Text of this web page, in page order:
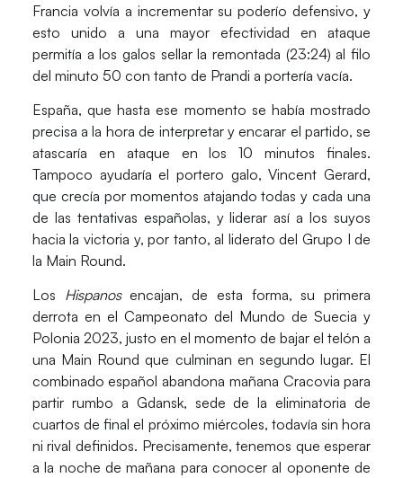
Francia volvía a incrementar su poderío defensivo, y
esto unido a una mayor efectividad en ataque
permitía a los galos sellar la remontada (23:24) al filo
del minuto 50 con tanto de Prandi a portería vacía.
España, que hasta ese momento se había mostrado
precisa a la hora de interpretar y encarar el partido, se
atascaría en ataque en los 10 minutos finales.
Tampoco ayudaría el portero galo, Vincent Gerard,
que crecía por momentos atajando todas y cada una
de las tentativas españolas, y liderar así a los suyos
hacia la victoria y, por tanto, al liderato del Grupo I de
la Main Round.
Los Hispanosencajan, de esta forma, su primera
derrota en el Campeonato del Mundo de Suecia y
Polonia 2023, justo en el momento de bajar el telón a
una Main Round que culminan en segundo lugar. El
combinado español abandona mañana Cracovia para
partir rumbo a Gdansk, sede de la eliminatoria de
cuartos de final el próximo miércoles, todavía sin hora
ni rival definidos. Precisamente, tenemos que esperar
a la noche de mañana para conocer al oponente de